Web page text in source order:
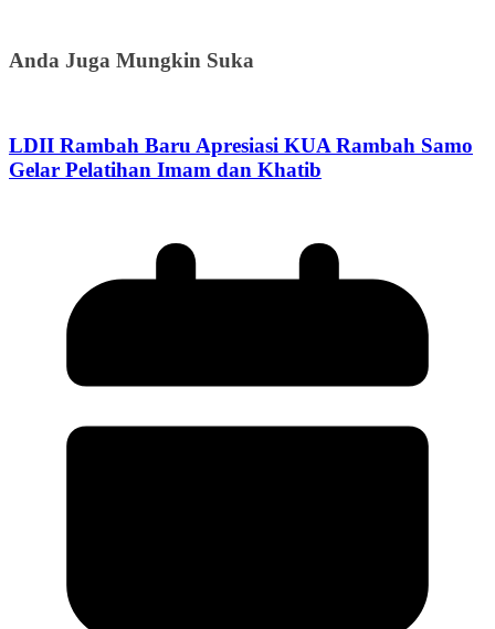
Anda Juga Mungkin Suka
LDII Rambah Baru Apresiasi KUA Rambah Samo
Gelar Pelatihan Imam dan Khatib